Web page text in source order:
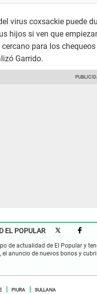
virus coxsackie puede
hijos si ven que
para los
Garrido.
EL POPULAR
de actualidad de El Popular y
el anuncio de nuevos bonos y
PIURA SULLANA